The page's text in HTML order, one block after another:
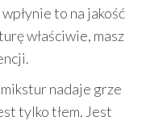
to na jakość
właściwie, masz
nadaje grze
tylko tłem. Jest